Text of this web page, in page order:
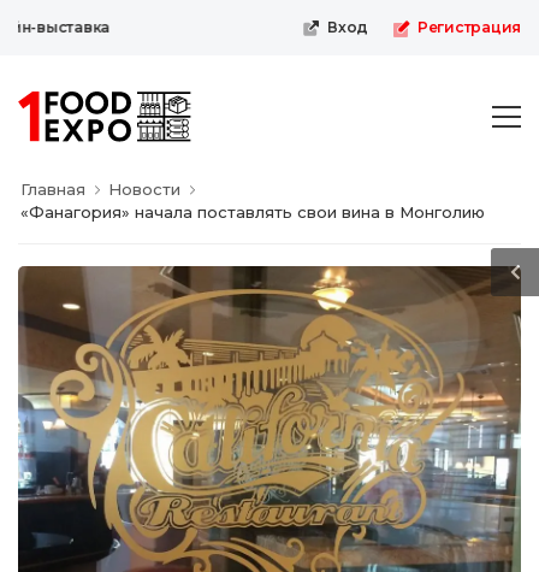
выставка Вход Регистрация
Главная
Новости
«Фанагория» начала поставлять свои вина в Монголию